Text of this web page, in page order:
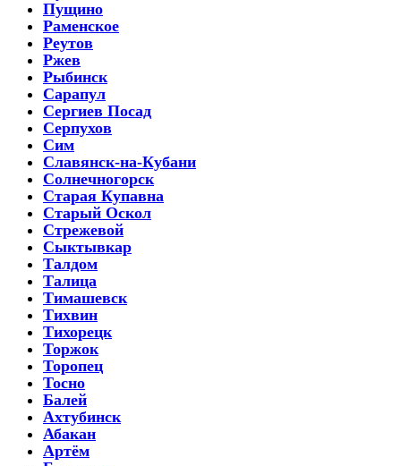
Пущино
Раменское
Реутов
Ржев
Рыбинск
Сарапул
Сергиев Посад
Серпухов
Сим
Славянск-на-Кубани
Солнечногорск
Старая Купавна
Старый Оскол
Стрежевой
Сыктывкар
Талдом
Талица
Тимашевск
Тихвин
Тихорецк
Торжок
Торопец
Тосно
Балей
Ахтубинск
Абакан
Артём